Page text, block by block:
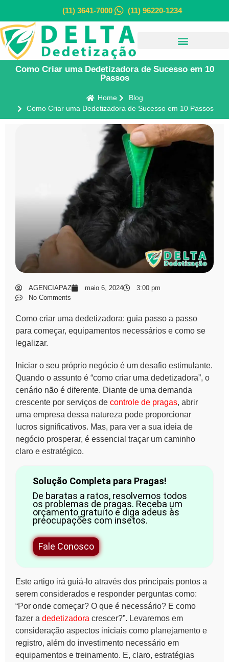
(11) 3641-7000 (11) 96220-1234
Como Criar uma Dedetizadora de Sucesso em 10
Passos
Home
Blog
Como Criar uma Dedetizadora de Sucesso em 10 Passos
AGENCIAPAZ maio 6, 2024
3:00 pm
No Comments
Como criar uma dedetizadora: guia passo a passo
para começar, equipamentos necessários e como se
legalizar.
Iniciar o seu próprio negócio é um desafio estimulante.
Quando o assunto é “como criar uma dedetizadora”, o
cenário não é diferente. Diante de uma demanda
crescente por serviços de controle de pragas, abrir
uma empresa dessa natureza pode proporcionar
lucros significativos. Mas, para ver a sua ideia de
negócio prosperar, é essencial traçar um caminho
claro e estratégico.
Solução Completa para Pragas!
De baratas a ratos, resolvemos todos
os problemas de pragas. Receba um
orçamento gratuito e diga adeus às
preocupações com insetos.
Fale Conosco
Este artigo irá guiá-lo através dos principais pontos a
serem considerados e responder perguntas como:
“Por onde começar? O que é necessário? E como
fazer a dedetizadora crescer?”. Levaremos em
consideração aspectos iniciais como planejamento e
registro, além do investimento necessário em
equipamentos e treinamento. E, claro, estratégias